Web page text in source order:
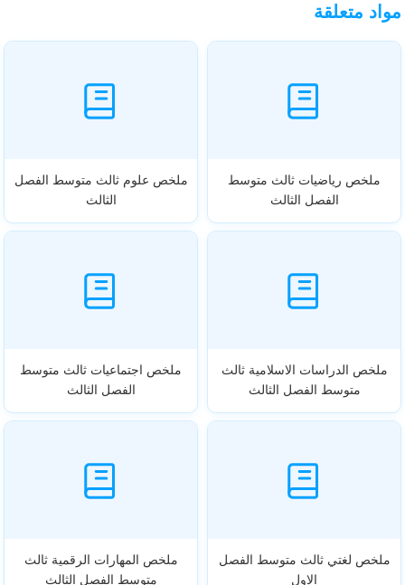
مواد متعلقة
ملخص رياضيات ثالث متوسط
الفصل الثالث
ملخص علوم ثالث متوسط الفصل
الثالث
ملخص الدراسات الاسلامية ثالث
متوسط الفصل الثالث
ملخص اجتماعيات ثالث متوسط
الفصل الثالث
ملخص لغتي ثالث متوسط الفصل
الاول
ملخص المهارات الرقمية ثالث
متوسط الفصل الثالث